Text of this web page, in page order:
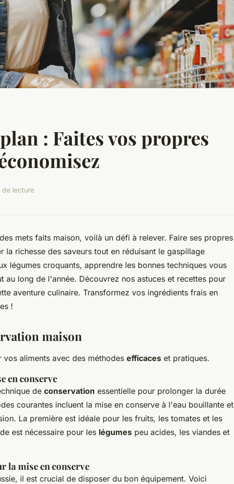
: Faites vos propres
de lecture
mets faits maison, voilà un défi à relever. Faire ses propres
la richesse des saveurs tout en réduisant le gaspillage
légumes croquants, apprendre les bonnes techniques vous
au long de l'année. Découvrez nos astuces et recettes pour
aventure culinaire. Transformez vos ingrédients frais en
!
maison
aliments avec des méthodes efficaces et pratiques.
en conserve
de conservation essentielle pour prolonger la durée
courantes incluent la mise en conserve à l'eau bouillante et
La première est idéale pour les fruits, les tomates et les
est nécessaire pour les légumes peu acides, les viandes et
la mise en conserve
il est crucial de disposer du bon équipement. Voici